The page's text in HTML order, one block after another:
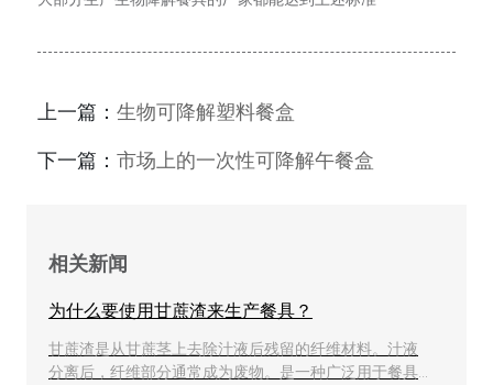
上一篇： 生物可降解塑料餐盒
下一篇： 市场上的一次性可降解午餐盒
相关新闻
为什么要使用甘蔗渣来生产餐具？
甘蔗渣是从甘蔗茎上去除汁液后残留的纤维材料。汁液
分离后，纤维部分通常成为废物。是一种广泛用于餐具